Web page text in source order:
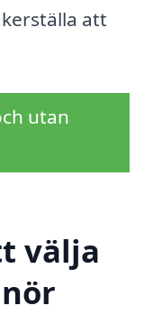
att
utan
välja